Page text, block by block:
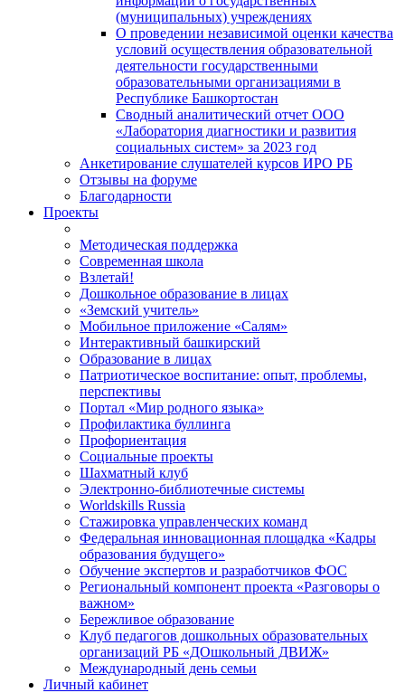
(муниципальных) учреждениях
О проведении независимой оценки качества
условий осуществления образовательной
деятельности государственными
образовательными организациями в
Республике Башкортостан
Сводный аналитический отчет ООО
«Лаборатория диагностики и развития
социальных систем» за 2023 год
Анкетирование слушателей курсов ИРО РБ
Отзывы на форуме
Благодарности
Проекты
Методическая поддержка
Современная школа
Взлетай!
Дошкольное образование в лицах
«Земский учитель»
Мобильное приложение «Салям»
Интерактивный башкирский
Образование в лицах
Патриотическое воспитание: опыт, проблемы,
перспективы
Портал «Мир родного языка»
Профилактика буллинга
Профориентация
Социальные проекты
Шахматный клуб
Электронно-библиотечные системы
Worldskills Russia
Стажировка управленческих команд
Федеральная инновационная площадка «Кадры
образования будущего»
Обучение экспертов и разработчиков ФОС
Региональный компонент проекта «Разговоры о
важном»
Бережливое образование
Клуб педагогов дошкольных образовательных
организаций РБ «ДОшкольный ДВИЖ»
Международный день семьи
Личный кабинет